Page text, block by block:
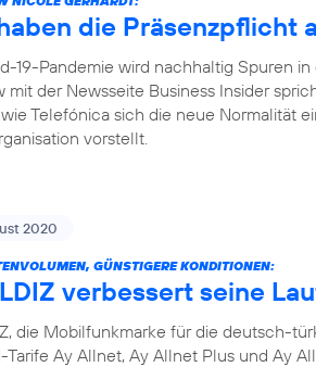
die Präsenzpflicht
19-Pandemie wird nachhaltig Spuren
mit der Newsseite Business Insider
Telefónica sich die neue Normalität
vorstellt.
2020
GÜNSTIGERE KONDITIONEN:
verbessert seine
die Mobilfunkmarke für die deutsch-
Tarife Ay Allnet, Ay Allnet Plus und Ay